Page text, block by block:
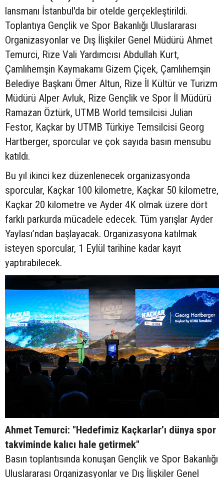
lansmanı İstanbul'da bir otelde gerçekleştirildi.
Toplantıya Gençlik ve Spor Bakanlığı Uluslararası
Organizasyonlar ve Dış İlişkiler Genel Müdürü Ahmet
Temurci, Rize Vali Yardımcısı Abdullah Kurt,
Çamlıhemşin Kaymakamı Gizem Çiçek, Çamlıhemşin
Belediye Başkanı Ömer Altun, Rize İl Kültür ve Turizm
Müdürü Alper Avluk, Rize Gençlik ve Spor İl Müdürü
Ramazan Öztürk, UTMB World temsilcisi Julian
Festor, Kaçkar by UTMB Türkiye Temsilcisi Georg
Hartberger, sporcular ve çok sayıda basın mensubu
katıldı.
Bu yıl ikinci kez düzenlenecek organizasyonda
sporcular, Kaçkar 100 kilometre, Kaçkar 50 kilometre,
Kaçkar 20 kilometre ve Ayder 4K olmak üzere dört
farklı parkurda mücadele edecek. Tüm yarışlar Ayder
Yaylası’ndan başlayacak. Organizasyona katılmak
isteyen sporcular, 1 Eylül tarihine kadar kayıt
yaptırabilecek.
Ahmet Temurci: "Hedefimiz Kaçkarlar’ı dünya spor
takviminde kalıcı hale getirmek"
Basın toplantısında konuşan Gençlik ve Spor Bakanlığı
Uluslararası Organizasyonlar ve Dış İlişkiler Genel